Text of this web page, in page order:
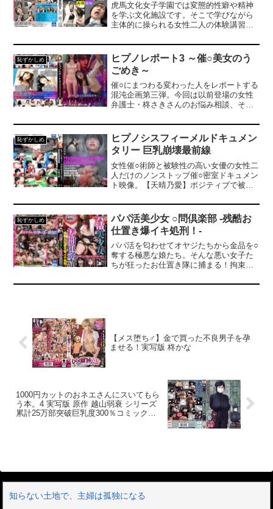
虎馬文化女子学園では変態的性癖や精神
を学ぶ文化施設です。そこで学びながら
主体的に操られる女性二人の体験講習の
るため基本的な暗示から誘導を学び、人
体操作、時間停止、肉体脱力、制服トリ
ガー、メドゥーサ化、失神、疑似性感
帯、服装錯覚、変顔で変な動き、家電オ
ナニー、変態オブジェ・硬直レズプレイ
etc…。シュールを実践し変態性やバカを
覚醒していきます。【西尾まりな】ぱっ
き崩壊、自分のトンデモ姿に○いしれ楽し
む特性。【白雲すい】向上心が有り暗示
でトンデモない表情や痴態を披露。体験×
探求で二人の変態性を伸ばす。
恥ずかしめ
ヒプノレポート3 ～催○美女のう
ごめき～
催○にまつわる変わった人をレポートする
混沌企画第三弾。今回は以前登場の女性
弁護士・柊さきさんのお悩み相談、それ
との事、どうやら柊さんは彼氏に催○術に
かけられ操られているトンデモない日常
が発覚、そんな困った人を神楽アイネさ
んがレポート。だが天然レポーターのア
イネも催○にかかりバカな生き物に落ちて
いく…。催○誘導、失神ガマン、時間停
止、セクハラ女、宇宙人、オペラトー
化、変なダンス、トリップ痙攣、応援
団、ハイテンション化、フェラチオマシ
ーン、変人オブジェ、動物レズ…etc。
【柊さき】被験性が相当高い美人弁護
士。知的な美人なのに催○のかかりはピカ
イチ、とても正視できないブッとんだ姿
を披露！！【神楽アイネ】当社採用天然
レポーター。暗示にバカな反応をとり周
恥ずかしめ
ヒプノシスフィーメルドキュメン
タリー 巨乳崩壊最前線
女性催○術師と被験性の高い女優の女性二
人だけのノンストップ催○密室ドキュメン
ト映像。【天晴乃愛】ポジティブで被験
剥き昇天しがち、深く入ると制御が難し
く女優のキャリアを捨てる勢いで華やか
に壊れてしまう。【暗示概要】催○誘導･
身体操作･催○錯覚･鼻、股間が痒くなる･
白目失神･意識ありオブジェ･動物化･巨乳
感度上昇･全身硬直人橋･舌ピストン失神･
復唱服○暗示･巨乳振動オブジェ･変顔生
物･全身硬直トランスetc…。女性催○術師
に精神を操作された巨乳女優が可愛く白
恥ずかしめ
パパ活美少女 ○問倶楽部 -残酷お
仕置き爆イキ処刑！-
パパ活を匂わせてオヤジたちから金品を○
奪する極悪な娘たち。そんな悪い女子た
ちが狂ったお仕置き隊に捕まる！拘束さ
ジワと性感を高めるように嬲られてゆ
【メス堕ち♂】金で買った不良男子を孕
ませる！実写版 柊かな
1000円カットのおネエさんにスいてもら
う本。4 実写版 原作 越山弱衰 シリーズ
累計25万部突破巨乳度300％コミック待
知らない土地で、主婦は孤独になる